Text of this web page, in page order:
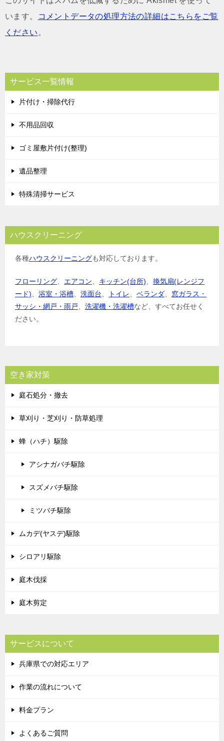
います。
コメントデータの処理方法の詳細はこちらをご覧
ください 。
サービス一覧情報
片付け・掃除代行
不用品回収
ゴミ屋敷片付け(整理)
遺品整理
特殊清掃サービス
ハウスクリーニング
各種ハウスクリーニングも対応しております。
フローリング エアコン キッチン(台所)
換気扇(レンジフ
ード)
浴室・浴槽 洗面台 トイレ ベランダ
窓ガラス・
サッシ・網戸・雨戸
洗濯機・洗濯槽など、すべてお任せく
ださい。
空き家対策
庭石処分・撤去
草刈り・芝刈り・防草処理
蜂（ハチ）駆除
アシナガバチ駆除
スズメバチ駆除
ミツバチ駆除
ムカデ(ヤスデ)駆除
シロアリ駆除
庭木伐採
庭木剪定
サービスについて
兵庫県での対応エリア
作業の流れについて
料金プラン
よくあるご質問